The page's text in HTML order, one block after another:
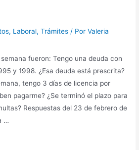
, Laboral,Trámites / PorValeria
fueron: Tengo una deuda con
y 1998. ¿Esa deuda está prescrita?
tengo 3 días de licencia por
pagarme? ¿Se terminó el plazo para
Respuestas del 23 de febrero de
…